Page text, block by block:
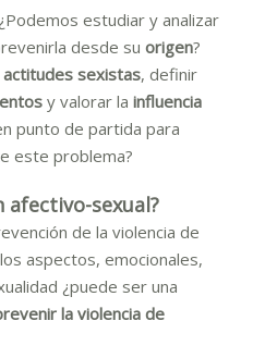
¿Podemos estudiar y analizar
desde su origen?
actitudes sexistas, definir
y valorar la influencia
punto de partida para
este problema?
afectivo-sexual?
de la violencia de
aspectos, emocionales,
¿puede ser una
la violencia de